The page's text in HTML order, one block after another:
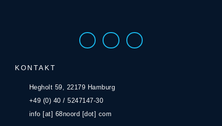
KONTAKT
Hegholt 59, 22179 Hamburg
+49 (0) 40 / 5247147-30
info [at] 68noord [dot] com